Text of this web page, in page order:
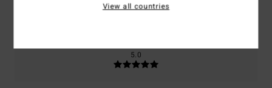
Zu groß
5.0
View all countries